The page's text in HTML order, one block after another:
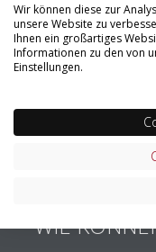
WIE
Wir können diese zur
unsere Website zu
Ihnen ein großartiges
Informationen zu den von
Einstellungen.